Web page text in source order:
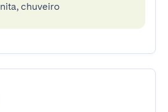
chuveiro